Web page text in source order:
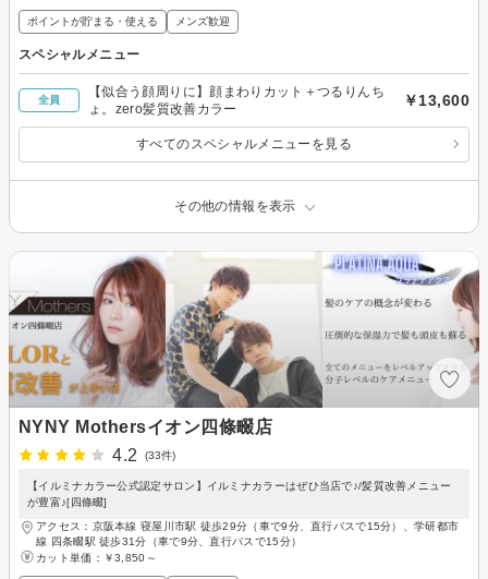
ポイントが貯まる・使える メンズ歓迎
スペシャルメニュー
全員
【似合う顔周りに】顔まわりカット＋つるりんち
ょ。zero髪質改善カラー
￥13,600
すべてのスペシャルメニューを見る
その他の情報を表示
NYNY Mothersイオン四條畷店
4.2
(33件)
【イルミナカラー公式認定サロン】イルミナカラーはぜひ当店で♪/髪質改善メニュー
が豊富♪[四條畷]
アクセス：京阪本線 寝屋川市駅 徒歩29分（車で9分、直行バスで15分）、学研都市
線 四条畷駅 徒歩31分（車で9分、直行バスで15分）
カット単価： ￥3,850～